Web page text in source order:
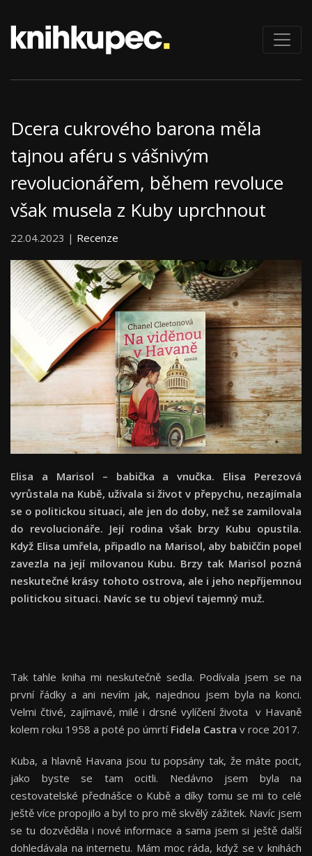
Dcera cukrového barona měla
tajnou aféru s vášnivým
revolucionářem, během revoluce
však musela z Kuby uprchnout
22.04.2023 | Recenze
Elisa a Marisol – babička a vnučka. Elisa Perezová
vyrůstala na Kubě, užívala si život v přepychu, nezajímala
se o politickou situaci, ale jen do doby, než se zamilovala
do revolucionáře. Její rodina však brzy Kubu opustila.
Když Elisa umřela, připadlo na Marisol, aby babiččin popel
zavezla na její milovanou Kubu. Brzy tak Marisol pozná
neskutečné krásy tohoto ostrova, ale i jeho nepříjemnou
politickou situaci. Navíc se tu objeví tajemný muž.
Tak tahle kniha mi neskutečně sedla. Podívala jsem se na
první řádky a ani nevím jak, najednou jsem byla na konci.
Velmi čtivé, zajímavé, milé i drsné vylíčení života v Havaně
kolem roku 1958 a poté po úmrtí Fidela Castra v roce 2017.
Kuba, a hlavně Havana jsou tu popsány tak, že máte pocit,
jako byste se tam ocitli. Nedávno jsem byla na
cestovatelské přednášce o Kubě a díky tomu se mi to celé
ještě více propojilo a byl to pro mě skvělý zážitek. Navíc jsem
se tu dozvěděla i nové informace a sama jsem si ještě další
dohledávala na internetu. Mám moc ráda, když se v knihách